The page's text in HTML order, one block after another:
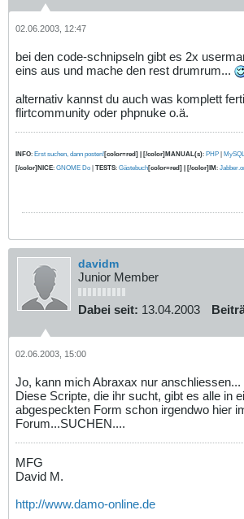
02.06.2003, 12:47
bei den code-schnipseln gibt es 2x
eins aus und mache den rest drumrum...
alternativ kannst du auch was komplett
flirtcommunity oder phpnuke o.ä.
INFO: Erst suchen, dann posten![color=red] | [/color]MANUAL(s): PHP MySQL
[/color]NICE: GNOME Do TESTS: Gästebuch[color=red] | [/color]IM :
davidm
Junior Member
Dabei seit: 13.04.2003
02.06.2003, 15:00
Jo, kann mich Abraxax nur anschliessen...
Diese Scripte, die ihr sucht, gibt es alle in
abgespeckten Form schon irgendwo hier
Forum...SUCHEN....
MFG
David M.
http://www.damo-online.de